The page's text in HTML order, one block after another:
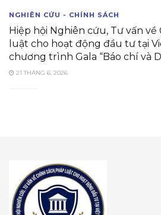
NGHIÊN CỨU - CHÍNH SÁCH
Hiệp hội Nghiên cứu, Tư vấn về
luật cho hoạt động đầu tư tại
chương trình Gala “Báo chí và
21 THÁNG 6, 2026